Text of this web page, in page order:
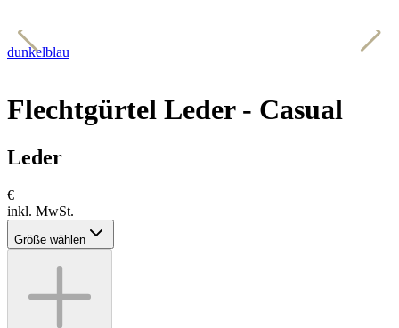
dunkelblau
Flechtgürtel Leder - Casual
Leder
€
inkl. MwSt.
Größe wählen